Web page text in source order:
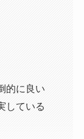
的に良い
している